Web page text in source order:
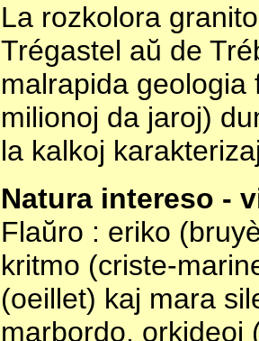
La rozkolora
Trégastel aŭ de
malrapida
milionoj da jaroj)
la kalkoj
Natura intereso -
Flaŭro : eriko
kritmo (criste-
(oeillet) kaj mara
marbordo, orkideoj